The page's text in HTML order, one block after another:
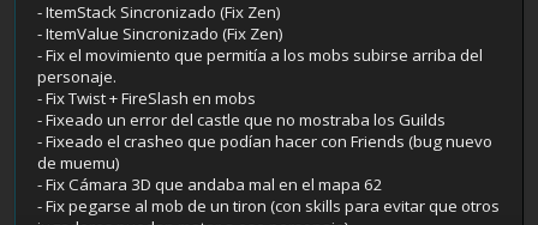
- ItemStack Sincronizado (Fix Zen)
- ItemValue Sincronizado (Fix Zen)
- Fix el movimiento que permitía a los mobs subirse arriba del
personaje.
- Fix Twist + FireSlash en mobs
- Fixeado un error del castle que no mostraba los Guilds
- Fixeado el crasheo que podían hacer con Friends (bug nuevo
de muemu)
- Fix Cámara 3D que andaba mal en el mapa 62
- Fix pegarse al mob de un tiron (con skills para evitar que otros